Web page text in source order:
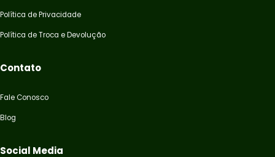
Política de Privacidade
Política de Troca e Devolução
Contato
Fale Conosco
Blog
Social Media